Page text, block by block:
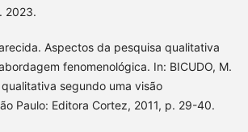
2023.
Aspectos da pesquisa qualitativa
fenomenológica. In: BICUDO, M.
segundo uma visão
Paulo: Editora Cortez, 2011, p. 29-40.